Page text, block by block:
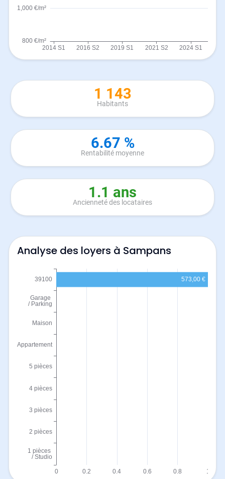
1 143
Habitants
6.67 %
Rentabilité moyenne
1.1 ans
Ancienneté des locataires
Analyse des loyers à Sampans